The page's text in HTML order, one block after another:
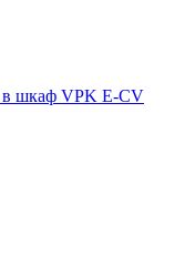
в шкаф VPK E-CV